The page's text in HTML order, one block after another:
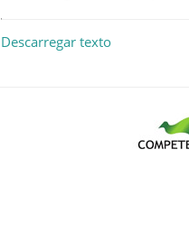
Descarregar texto